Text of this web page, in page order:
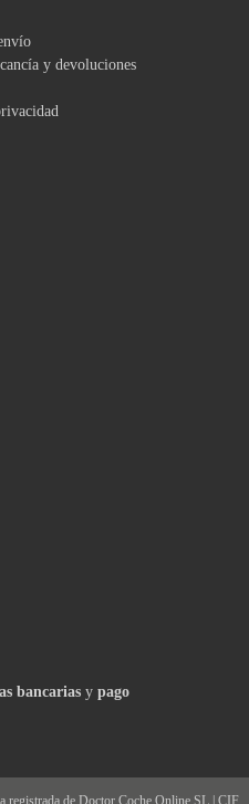
y devoluciones
bancarias y pago
registrada de Doctor Coche Online SL | CIF